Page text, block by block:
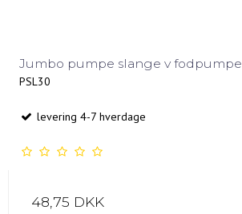
Jumbo pumpe slange v fodpumpe
PSL30
levering 4-7 hverdage
48,75 DKK